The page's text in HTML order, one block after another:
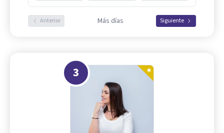
Anterior Más días Siguiente
3